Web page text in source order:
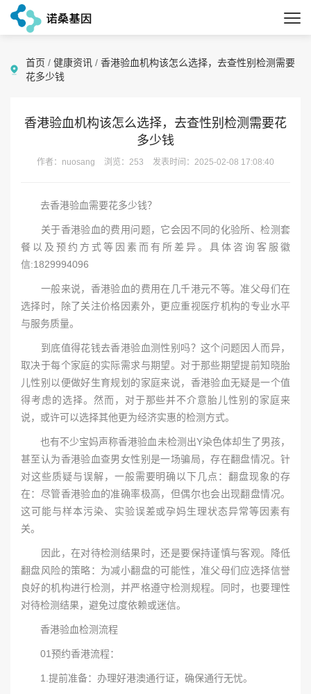
首页 / 健康资讯 / 香港验血机构该怎么选择，去查性别检测需要
花多少钱
香港验血机构该怎么选择，去查性别检测需要花
多少钱
作者：nuosang 浏览：253 发表时间：2025-02-08 17:08:40
去香港验血需要花多少钱？
关于香港验血的费用问题，它会因不同的化验所、检测套
餐以及预约方式等因素而有所差异。具体咨询客服徽
信:1829994096
一般来说，香港验血的费用在几千港元不等。准父母们在
选择时，除了关注价格因素外，更应重视医疗机构的专业水平
与服务质量。
到底值得花钱去香港验血测性别吗？这个问题因人而异，
取决于每个家庭的实际需求与期望。对于那些期望提前知晓胎
儿性别以便做好生育规划的家庭来说，香港验血无疑是一个值
得考虑的选择。然而，对于那些并不介意胎儿性别的家庭来
说，或许可以选择其他更为经济实惠的检测方式。
也有不少宝妈声称香港验血未检测出Y染色体却生了男孩，
甚至认为香港验血查男女性别是一场骗局，存在翻盘情况。针
对这些质疑与误解，一般需要明确以下几点：翻盘现象的存
在：尽管香港验血的准确率极高，但偶尔也会出现翻盘情况。
这可能与样本污染、实验误差或孕妈生理状态异常等因素有
关。
因此，在对待检测结果时，还是要保持谨慎与客观。降低
翻盘风险的策略：为减小翻盘的可能性，准父母们应选择信誉
良好的机构进行检测，并严格遵守检测规程。同时，也要理性
对待检测结果，避免过度依赖或迷信。
香港验血检测流程
01预约香港流程：
1.提前准备：办理好港澳通行证，确保通行无忧。